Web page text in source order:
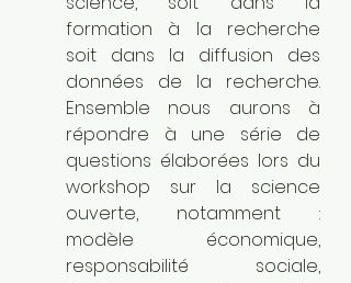
formation à la recherche
soit dans la diffusion des
données de la recherche.
Ensemble nous aurons à
répondre à une série de
questions élaborées lors du
workshop sur la science
ouverte, notamment :
modèle économique,
responsabilité sociale,